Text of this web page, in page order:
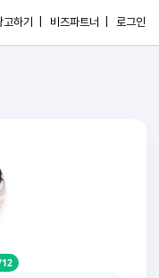
고하기 | 비즈파트너 | 로그인